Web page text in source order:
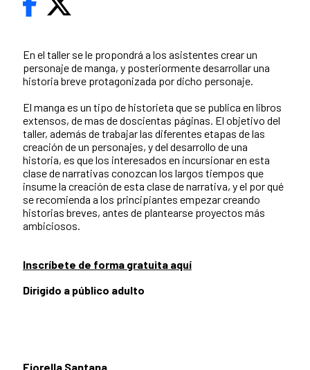
En el taller se le propondrá a los asistentes crear un
personaje de manga, y posteriormente desarrollar una
historia breve protagonizada por dicho personaje.
El manga es un tipo de historieta que se publica en libros
extensos, de mas de doscientas páginas. El objetivo del
taller, además de trabajar las diferentes etapas de las
creación de un personajes, y del desarrollo de una
historia, es que los interesados en incursionar en esta
clase de narrativas conozcan los largos tiempos que
insume la creación de esta clase de narrativa, y el por qué
se recomienda a los principiantes empezar creando
historias breves, antes de plantearse proyectos más
ambiciosos.
Inscríbete de forma gratuita aquí
Dirigido a público adulto
Fiorella Santana